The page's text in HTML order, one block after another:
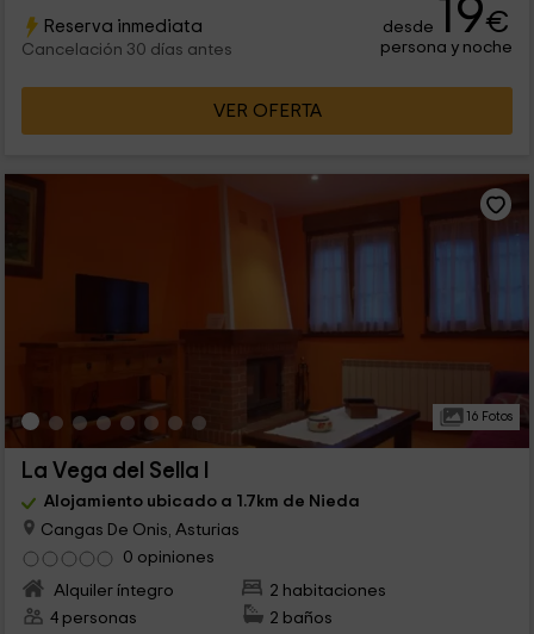
Reserva inmediata
Cancelación 30 días antes
desde 19€
persona y noche
VER OFERTA
16 Fotos
La Vega del Sella I
Alojamiento ubicado a 1.7km de Nieda
Cangas De Onis, Asturias
0 opiniones
Alquiler íntegro
2 habitaciones
4 personas
2 baños